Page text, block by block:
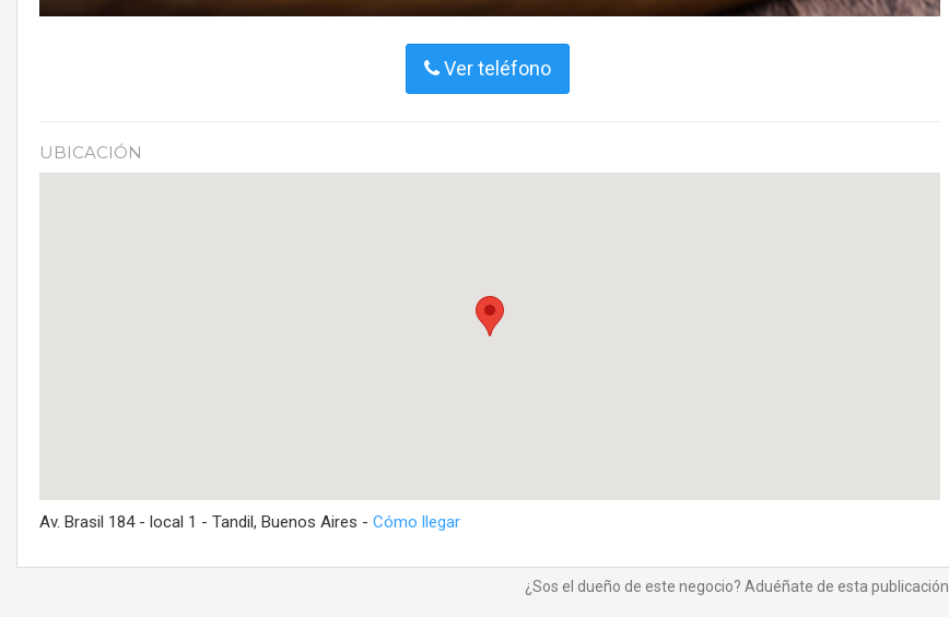
Ver teléfono
UBICACIÓN
Av. Brasil 184 - local 1 - Tandil, Buenos Aires - Cómo llegar
¿Sos el dueño de este negocio? Aduéñate de esta publicación